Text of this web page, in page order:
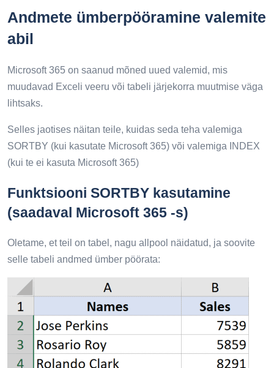
Andmete ümberpööramine valemite
abil
Microsoft 365 on saanud mõned uued valemid, mis
muudavad Exceli veeru või tabeli järjekorra muutmise väga
lihtsaks.
Selles jaotises näitan teile, kuidas seda teha valemiga
SORTBY (kui kasutate Microsoft 365) või valemiga INDEX
(kui te ei kasuta Microsoft 365)
Funktsiooni SORTBY kasutamine
(saadaval Microsoft 365 -s)
Oletame, et teil on tabel, nagu allpool näidatud, ja soovite
selle tabeli andmed ümber pöörata: